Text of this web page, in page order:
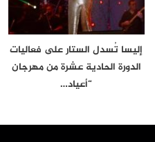
إليسا تُسدل الستار على فعاليات
الدورة الحادية عشرة من مهرجان
“أعياد…